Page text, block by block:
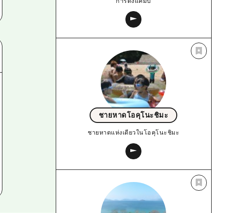
ชายหาดโอคุโนะชิมะ
ชายหาดแห่งเดียวในโอคุโนะชิมะ